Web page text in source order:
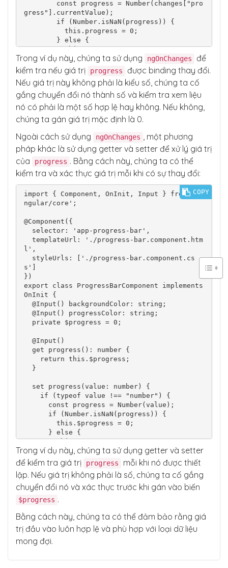
gress"].currentValue);
          this.progress = progress;
        }
      }
  }
  ngOnInit() {}
Trong ví dụ này, chúng ta sử dụng ngOnChanges
để
kiểm tra nếu giá trị
progress
được binding thay đổi.
Nếu giá trị này không phải là kiểu số, chúng ta cố
gắng chuyển đổi nó thành số và kiểm tra xem liệu
nó có phải là một số hợp lệ hay không. Nếu không,
chúng ta gán giá trị mặc định là 0.
Ngoài cách sử dụng
ngOnChanges
, một phương
pháp khác là sử dụng getter và setter để xử lý giá trị
của
progress . Bằng cách này, chúng ta có thể
kiểm tra và xác thực giá trị mỗi khi có sự thay đổi:
import { Component, OnInit, Input } from '@a
ngular/core';
@Component({
l',
s']
})
export class ProgressBarComponent implements
OnInit {
        this.$progress = progress;
      }
    } else {
    }
  }
  constructor() {}
  ngOnInit() {}
}
COPY
Trong ví dụ này, chúng ta sử dụng getter và setter
để kiểm tra giá trị
progress
mỗi khi nó được thiết
lập. Nếu giá trị không phải là số, chúng ta cố gắng
chuyển đổi nó và xác thực trước khi gán vào biến
$progress .
Bằng cách này, chúng ta có thể đảm bảo rằng giá
trị đầu vào luôn hợp lệ và phù hợp với loại dữ liệu
mong đợi.